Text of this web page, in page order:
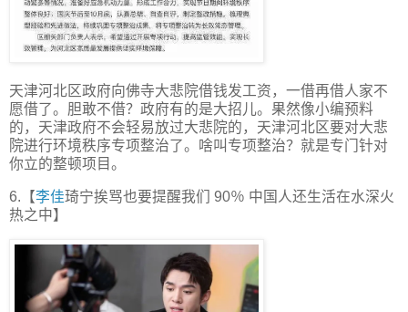
天津河北区政府向佛寺大悲院借钱发工资，一借再借人家不
愿借了。胆敢不借？政府有的是大招儿。果然像小编预料
的，天津政府不会轻易放过大悲院的，天津河北区要对大悲
院进行环境秩序专项整治了。啥叫专项整治？就是专门针对
你立的整顿项目。
6.【李佳琦宁挨骂也要提醒我们 90％ 中国人还生活在水深火
热之中】